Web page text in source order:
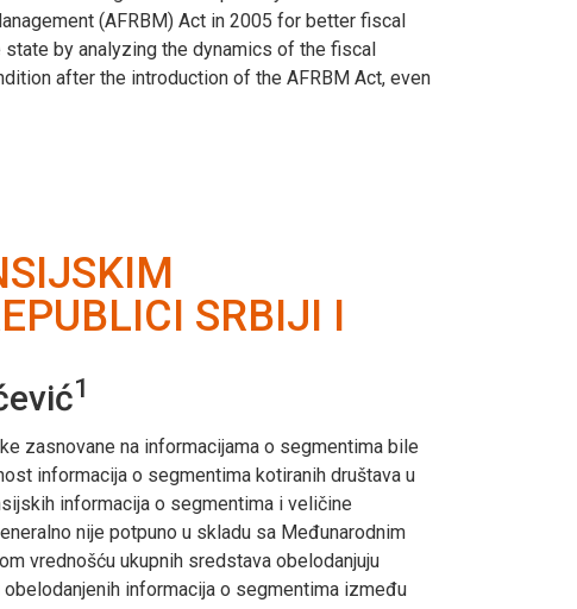
(AFRBM) Act in 2005 for better fiscal
by analyzing the dynamics of the fiscal
after the introduction of the AFRBM Act, even
SRBIJI I
1
zasnovane na informacijama o segmentima bile
informacija o segmentima kotiranih društava u
informacija o segmentima i veličine
nije potpuno u skladu sa Međunarodnim
vrednošću ukupnih sredstava obelodanjuju
informacija o segmentima između